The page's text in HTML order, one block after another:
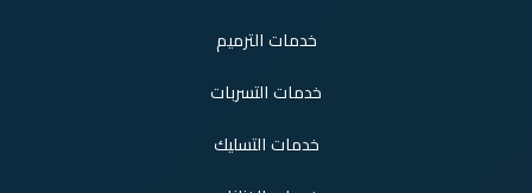
خدمات الترميم
خدمات التسربات
خدمات التسليك